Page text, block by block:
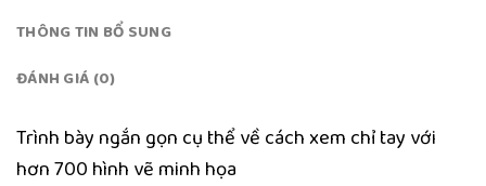
THÔNG TIN BỔ SUNG
ĐÁNH GIÁ (0)
Trình bày ngắn gọn cụ thể về cách xem chỉ tay với
hơn 700 hình vẽ minh họa